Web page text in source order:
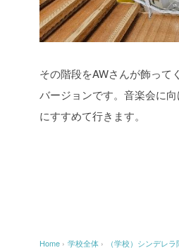
その階段をAWさんが飾って
バージョンです。音楽会に
にすすめて行きます。
Home › 学校全体 › （学校）シンデレラ